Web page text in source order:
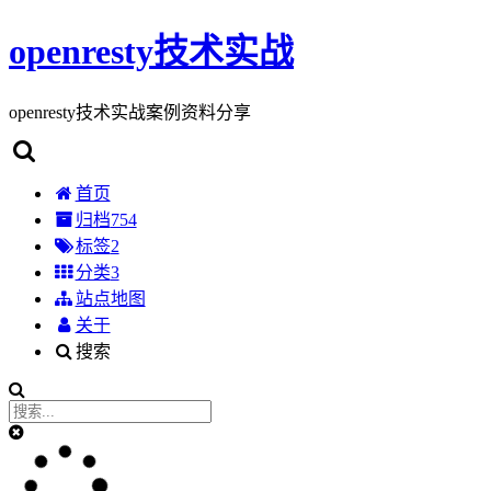
openresty技术实战
openresty技术实战案例资料分享
首页
归档754
标签2
分类3
站点地图
关于
搜索